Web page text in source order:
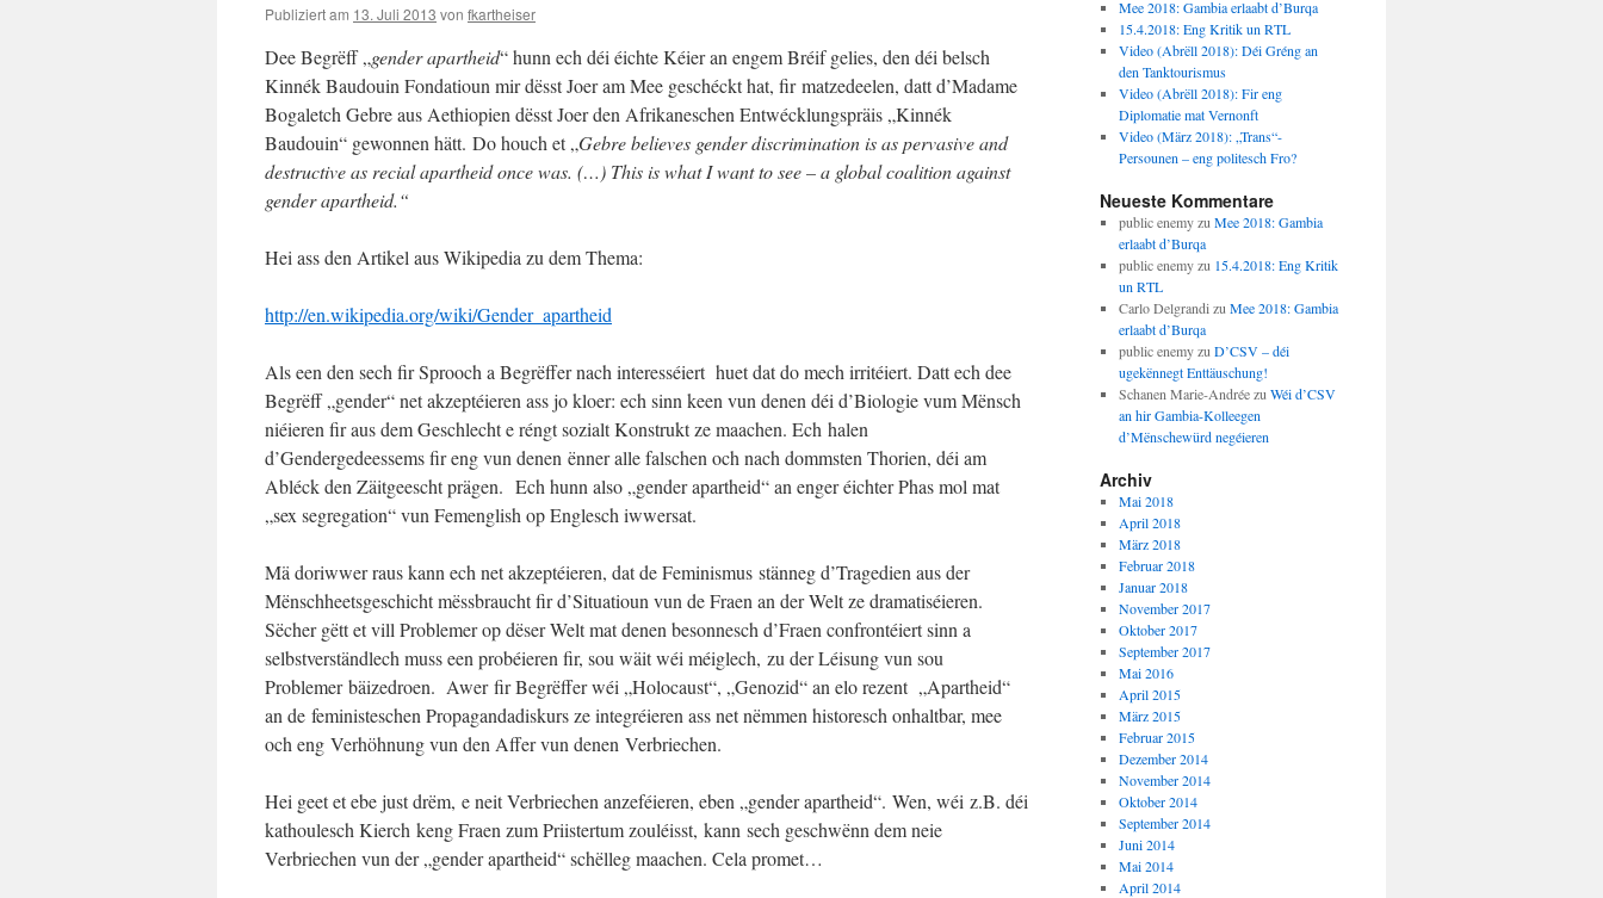
Publiziert am 13. Juli 2013 von fkartheiser
Dee Begrëff „gender apartheid“ hunn ech déi éichte Kéier an engem Bréif gelies, den déi belsch
Kinnék Baudouin Fondatioun mir dësst Joer am Mee geschéckt hat, fir matzedeelen, datt d’Madame
Bogaletch Gebre aus Aethiopien dësst Joer den Afrikaneschen Entwécklungspräis „Kinnék
Baudouin“ gewonnen hätt. Do houch et „Gebre believes gender discrimination is as pervasive and
destructive as recial apartheid once was. (…) This is what I want to see – a global coalition against
gender apartheid.“
Hei ass den Artikel aus Wikipedia zu dem Thema:
http://en.wikipedia.org/wiki/Gender_apartheid
Als een den sech fir Sprooch a Begrëffer nach interesséiert huet dat do mech irritéiert. Datt ech dee
Begrëff „gender“ net akzeptéieren ass jo kloer: ech sinn keen vun denen déi d’Biologie vum Mënsch
niéieren fir aus dem Geschlecht e réngt sozialt Konstrukt ze maachen. Ech halen
d’Gendergedeessems fir eng vun denen ënner alle falschen och nach dommsten Thorien, déi am
Abléck den Zäitgeescht prägen. Ech hunn also „gender apartheid“ an enger éichter Phas mol mat
„sex segregation“ vun Femenglish op Englesch iwwersat.
Mä doriwwer raus kann ech net akzeptéieren, dat de Feminismus stänneg d’Tragedien aus der
Mënschheetsgeschicht mëssbraucht fir d’Situatioun vun de Fraen an der Welt ze dramatiséieren.
Sëcher gëtt et vill Problemer op dëser Welt mat denen besonnesch d’Fraen confrontéiert sinn a
selbstverständlech muss een probéieren fir, sou wäit wéi méiglech, zu der Léisung vun sou
Problemer bäizedroen. Awer fir Begrëffer wéi „Holocaust“, „Genozid“ an elo rezent „Apartheid“
an de feministeschen Propagandadiskurs ze integréieren ass net nëmmen historesch onhaltbar, mee
och eng Verhöhnung vun den Affer vun denen Verbriechen.
Hei geet et ebe just drëm, e neit Verbriechen anzeféieren, eben „gender apartheid“. Wen, wéi z.B. déi
kathoulesch Kierch keng Fraen zum Priistertum zouléisst, kann sech geschwënn dem neie
Verbriechen vun der „gender apartheid“ schëlleg maachen. Cela promet…
Mee 2018: Gambia erlaabt d’Burqa
15.4.2018: Eng Kritik un RTL
Video (Abrëll 2018): Déi Gréng an
den Tanktourismus
Video (Abrëll 2018): Fir eng
Diplomatie mat Vernonft
Video (März 2018): „Trans“-
Persounen – eng politesch Fro?
Neueste Kommentare
public enemyzu Mee 2018: Gambia
erlaabt d’Burqa
public enemyzu 15.4.2018: Eng Kritik
un RTL
Carlo Delgrandi zu Mee 2018: Gambia
erlaabt d’Burqa
public enemyzu D’CSV – déi
ugekënnegt Enttäuschung!
Schanen Marie-Andréezu Wéi d’CSV
an hir Gambia-Kolleegen
d’Mënschewürd negéieren
Archiv
Mai 2018
April 2018
März 2018
Februar 2018
Januar 2018
November 2017
Oktober 2017
September 2017
Mai 2016
April 2015
März 2015
Februar 2015
Dezember 2014
November 2014
Oktober 2014
September 2014
Juni 2014
Mai 2014
April 2014